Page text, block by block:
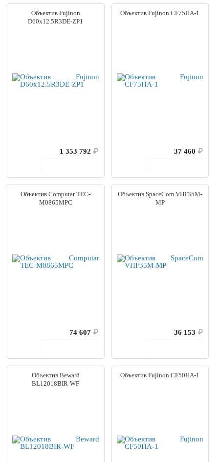
Объектив Fujinon
D60x12.5R3DE-ZP1
1 353 792 ₽
Объектив Fujinon CF75HA-1
37 460 ₽
Объектив Computar TEC-
M0865MPC
74 607 ₽
Объектив SpaceCom VHF35M-
MP
36 153 ₽
Объектив Beward
BL12018BIR-WF
Объектив Fujinon CF50HA-1